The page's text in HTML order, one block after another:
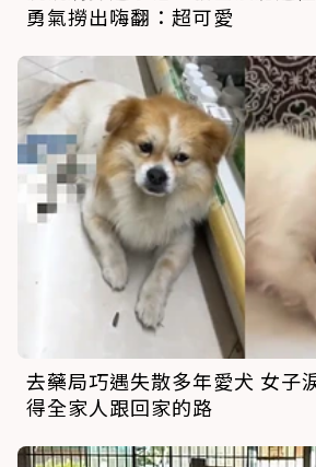
勇氣撈出嗨翻：超可愛
去藥局巧遇失散多年愛犬 女子
得全家人跟回家的路